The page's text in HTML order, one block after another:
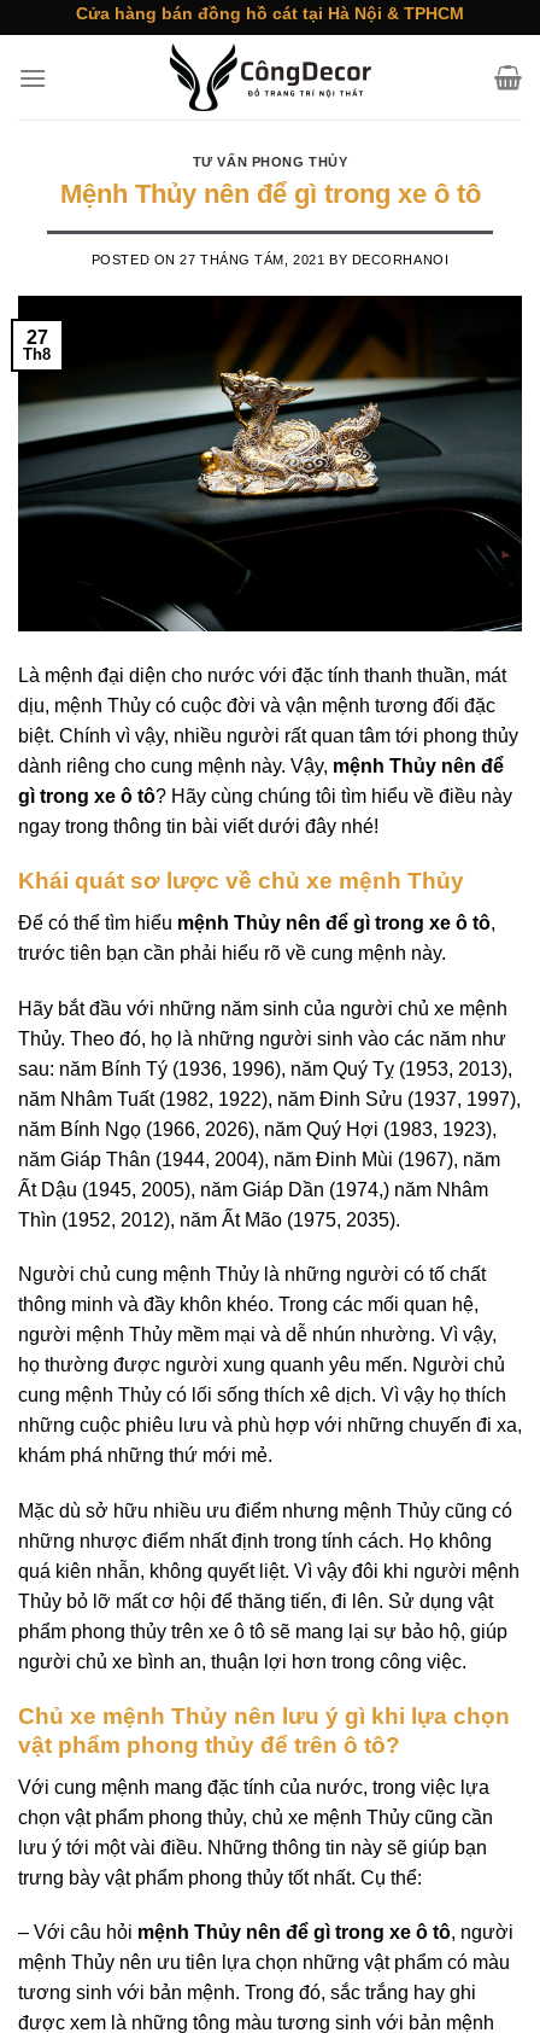
content
Cửa hàng bán đồng hồ cát tại Hà Nội & TPHCM
TƯ VẤN PHONG THỦY
Mệnh Thủy nên để gì trong xe ô tô
POSTED ON27 THÁNG TÁM, 2021 BY DECORHANOI
27
Th8
Là mệnh đại diện cho nước với đặc tính thanh thuần, mát
dịu, mệnh Thủy có cuộc đời và vận mệnh tương đối đặc
biệt. Chính vì vậy, nhiều người rất quan tâm tới phong thủy
dành riêng cho cung mệnh này. Vậy, mệnh Thủy nên để
gì trong xe ô tô? Hãy cùng chúng tôi tìm hiểu về điều này
ngay trong thông tin bài viết dưới đây nhé!
Khái quát sơ lược về chủ xe mệnh Thủy
Để có thể tìm hiểu mệnh Thủy nên để gì trong xe ô tô,
trước tiên bạn cần phải hiểu rõ về cung mệnh này.
Hãy bắt đầu với những năm sinh của người chủ xe mệnh
Thủy. Theo đó, họ là những người sinh vào các năm như
sau: năm Bính Tý (1936, 1996), năm Quý Tỵ (1953, 2013),
năm Nhâm Tuất (1982, 1922), năm Đinh Sửu (1937, 1997),
năm Bính Ngọ (1966, 2026), năm Quý Hợi (1983, 1923),
năm Giáp Thân (1944, 2004), năm Đinh Mùi (1967), năm
Ất Dậu (1945, 2005), năm Giáp Dần (1974,) năm Nhâm
Thìn (1952, 2012), năm Ất Mão (1975, 2035).
Người chủ cung mệnh Thủy là những người có tố chất
thông minh và đầy khôn khéo. Trong các mối quan hệ,
người mệnh Thủy mềm mại và dễ nhún nhường. Vì vậy,
họ thường được người xung quanh yêu mến. Người chủ
cung mệnh Thủy có lối sống thích xê dịch. Vì vậy họ thích
những cuộc phiêu lưu và phù hợp với những chuyến đi xa,
khám phá những thứ mới mẻ.
Mặc dù sở hữu nhiều ưu điểm nhưng mệnh Thủy cũng có
những nhược điểm nhất định trong tính cách. Họ không
quá kiên nhẫn, không quyết liệt. Vì vậy đôi khi người mệnh
Thủy bỏ lỡ mất cơ hội để thăng tiến, đi lên. Sử dụng vật
phẩm phong thủy trên xe ô tô sẽ mang lại sự bảo hộ, giúp
người chủ xe bình an, thuận lợi hơn trong công việc.
Chủ xe mệnh Thủy nên lưu ý gì khi lựa chọn
vật phẩm phong thủy để trên ô tô?
Với cung mệnh mang đặc tính của nước, trong việc lựa
chọn vật phẩm phong thủy, chủ xe mệnh Thủy cũng cần
lưu ý tới một vài điều. Những thông tin này sẽ giúp bạn
trưng bày vật phẩm phong thủy tốt nhất. Cụ thể:
– Với câu hỏi mệnh Thủy nên để gì trong xe ô tô, người
mệnh Thủy nên ưu tiên lựa chọn những vật phẩm có màu
tương sinh với bản mệnh. Trong đó, sắc trắng hay ghi
được xem là những tông màu tương sinh với bản mệnh